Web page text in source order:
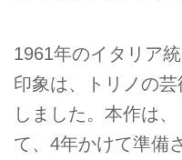
1961年のイタリア
印象は、トリノの
しました。本作は
て、4年かけて準備